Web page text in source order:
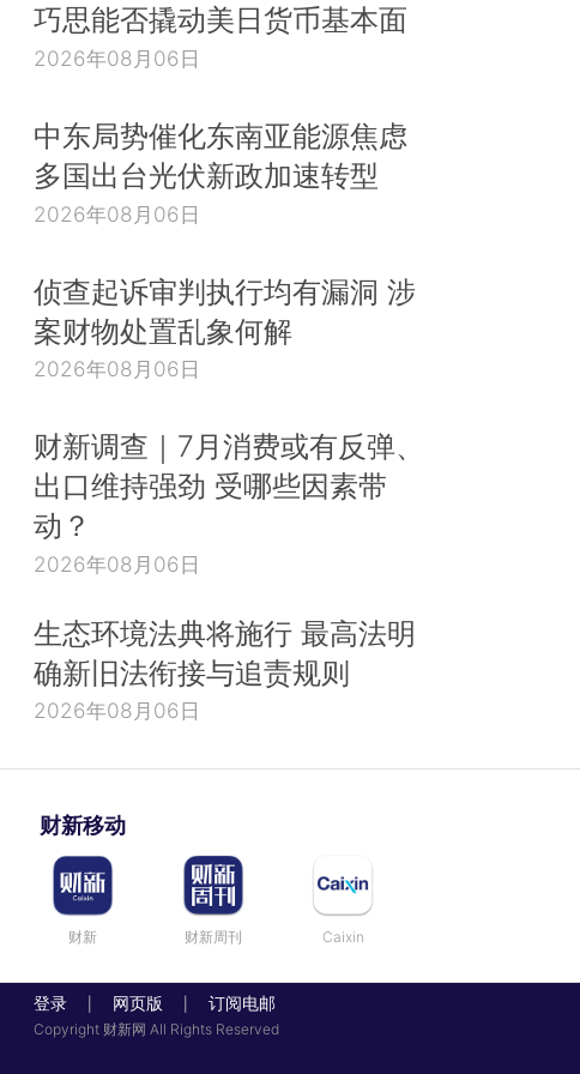
巧思能否撬动美日货币基本面
2026年08月06日
中东局势催化东南亚能源焦虑
多国出台光伏新政加速转型
2026年08月06日
侦查起诉审判执行均有漏洞 涉
案财物处置乱象何解
2026年08月06日
财新调查｜7月消费或有反弹、
出口维持强劲 受哪些因素带
动？
2026年08月06日
生态环境法典将施行 最高法明
确新旧法衔接与追责规则
2026年08月06日
财新移动
财新 财新周刊 Caixin
登录 网页版 订阅电邮
Copyright 财新网 All Rights Reserved